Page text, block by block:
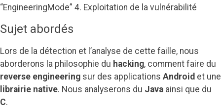
“EngineeringMode” 4. Exploitation de la vulnérabilité
Sujet abordés
Lors de la détection et l’analyse de cette faille, nous
aborderons la philosophie du hacking, comment faire du
reverse engineering sur des applications Android et une
librairie native. Nous analyserons du Java ainsi que du
C.